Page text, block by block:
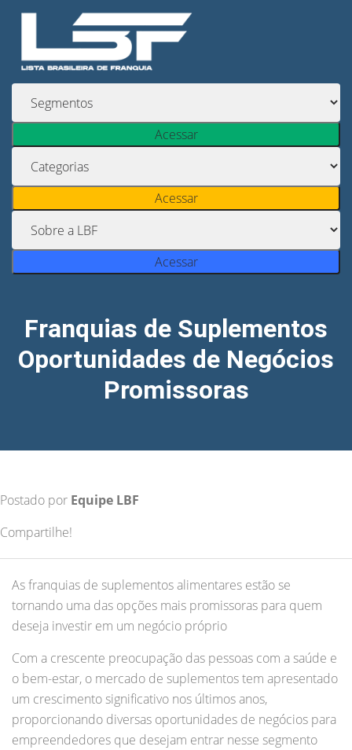
Acessar
Acessar
Acessar
Franquias de Suplementos
Oportunidades de Negócios
Promissoras
Postado por Equipe LBF
Compartilhe!
As franquias de suplementos alimentares estão se
tornando uma das opções mais promissoras para quem
deseja investir em um negócio próprio
Com a crescente preocupação das pessoas com a saúde e
o bem-estar, o mercado de suplementos tem apresentado
um crescimento significativo nos últimos anos,
proporcionando diversas oportunidades de negócios para
empreendedores que desejam entrar nesse segmento